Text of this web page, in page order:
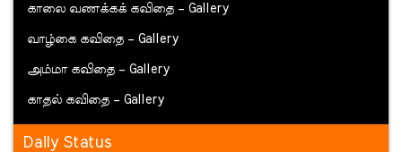
காலை வணக்கக் கவிதை – Gallery
வாழ்கை கவிதை – Gallery
அம்மா கவிதை – Gallery
காதல் கவிதை – Gallery
Daily Status